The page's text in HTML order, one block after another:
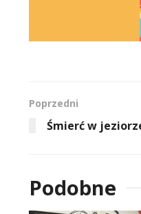
Poprzedni
Śmierć w
Podobne